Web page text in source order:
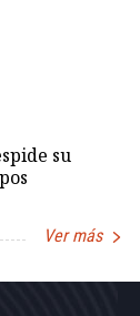
su
Ver más